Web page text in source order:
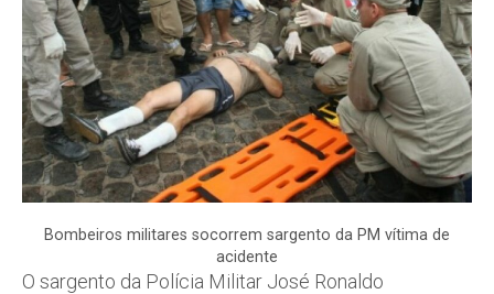
Bombeiros militares socorrem sargento da PM vítima de
acidente
O sargento da Polícia Militar José Ronaldo